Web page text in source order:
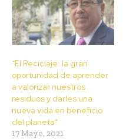
“El Reciclaje: la gran
oportunidad de aprender
a valorizar nuestros
residuos y darles una
nueva vida en beneficio
del planeta”
17 Mayo, 2021